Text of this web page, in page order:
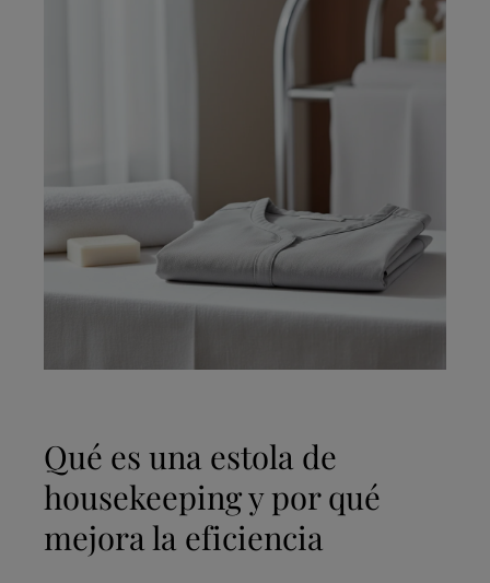
Qué es una estola de
housekeeping y por qué
mejora la eficiencia